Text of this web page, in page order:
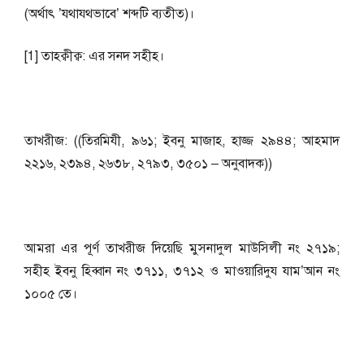
(অর্থাৎ ’যথাযথভাবে’ শব্দটি ব্যতীত)।
[1] তাহক্বীক্ব: এর সনদ সহীহ।
তাখরীজ: ((তিরমিযী, ৯৬১; ইবনু মাজাহ, হাজ্জ ২৯৪৪; আহমাদ
২২১৬, ২৩৯৪, ২৬৩৮, ২৭৯৩, ৩৫০১ – অনুবাদক))
আমরা এর পূর্ণ তাখরীজ দিয়েছি মুসনাদুল মাউসিলী নং ২৭১৯;
সহীহ ইবনু হিব্বান নং ৩৭১১, ৩৭১২ ও মাওয়ারিদুয যাম’আন নং
১০০৫ তে।